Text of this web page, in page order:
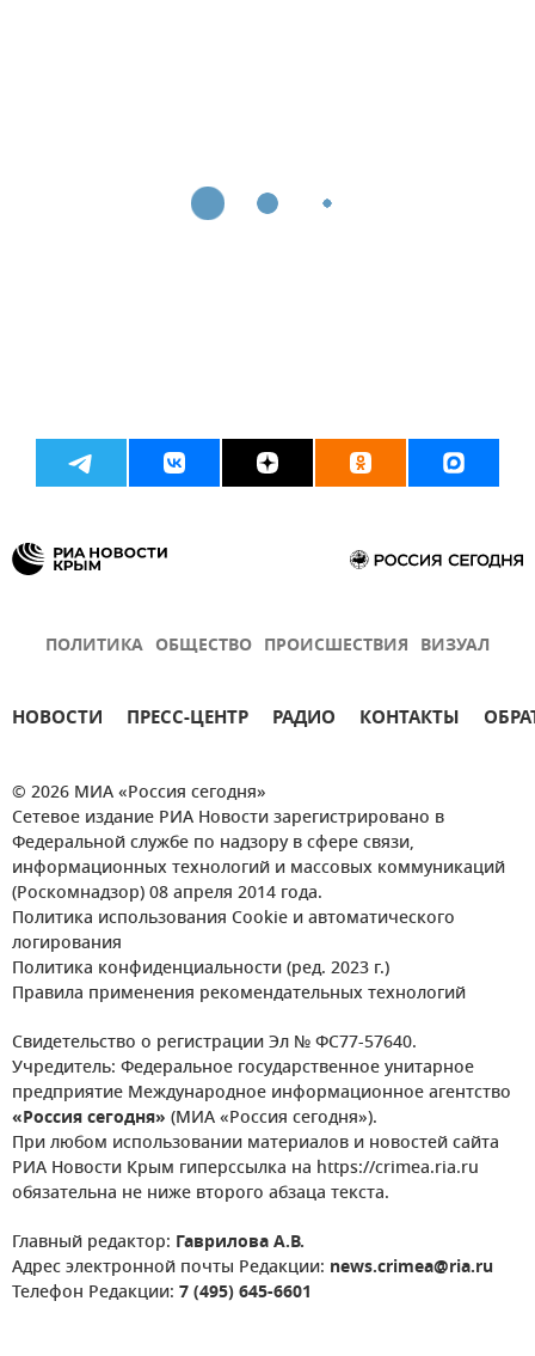
ПОЛИТИКА ОБЩЕСТВО ПРОИСШЕСТВИЯ ВИЗУАЛ
НОВОСТИ ПРЕСС-ЦЕНТР РАДИО КОНТАКТЫ
© 2026 МИА «Россия сегодня»
Сетевое издание РИА Новости зарегистрировано в
Федеральной службе по надзору в сфере связи,
информационных технологий и массовых коммуникаций
(Роскомнадзор) 08 апреля 2014 года.
Политика использования Cookie и автоматического
логирования
Политика конфиденциальности (ред. 2023 г.)
Правила применения рекомендательных технологий
Свидетельство о регистрации Эл № ФС77-57640.
Учредитель: Федеральное государственное унитарное
предприятие Международное информационное агентство
«Россия сегодня» (МИА «Россия сегодня»).
При любом использовании материалов и новостей сайта
РИА Новости Крым гиперссылка на https://crimea.ria.ru
обязательна не ниже второго абзаца текста.
Главный редактор: Гаврилова А.В.
Адрес электронной почты Редакции: news.crimea@ria.ru
Телефон Редакции: 7 (495) 645-6601